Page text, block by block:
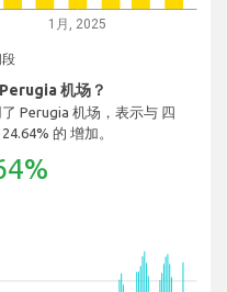
1月, 2025
机场？
Perugia 机场，表示与 四
的 增加。